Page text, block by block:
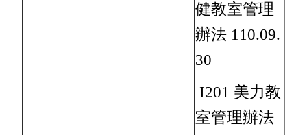
健教室管理
辦法 110.09.
30
I201 美力教
室管理辦法